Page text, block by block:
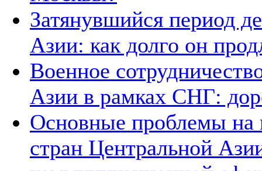
Затянувшийся период
Азии: как долго он
Военное
Азии в рамках СНГ:
Основные проблемы на
стран Центральной